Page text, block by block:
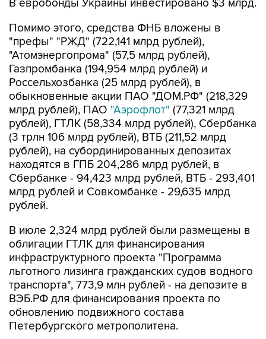
В евробонды Украины инвестировано $3 млрд.
Помимо этого, средства ФНБ вложены в
"префы" "РЖД" (722,141 млрд рублей),
"Атомэнергопрома" (57,5 млрд рублей),
Газпромбанка (194,954 млрд рублей) и
Россельхозбанка (25 млрд рублей), в
обыкновенные акции ПАО "ДОМ.РФ" (218,329
млрд рублей), ПАО "Аэрофлот" (77,321 млрд
рублей), ГТЛК (58,334 млрд рублей), Сбербанка
(3 трлн 106 млрд рублей), ВТБ (211,52 млрд
рублей), на субординированных депозитах
находятся в ГПБ 204,286 млрд рублей, в
Сбербанке - 94,423 млрд рублей, ВТБ - 293,401
млрд рублей и Совкомбанке - 29,635 млрд
рублей.
В июле 2,324 млрд рублей были размещены в
облигации ГТЛК для финансирования
инфраструктурного проекта "Программа
льготного лизинга гражданских судов водного
транспорта", 773,9 млн рублей - на депозите в
ВЭБ.РФ для финансирования проекта по
обновлению подвижного состава
Петербургского метрополитена.